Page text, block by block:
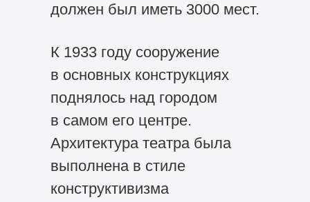
должен был иметь 3000 мест.
К 1933 году сооружение
в основных конструкциях
поднялось над городом
в самом его центре.
Архитектура театра была
выполнена в стиле
конструктивизма